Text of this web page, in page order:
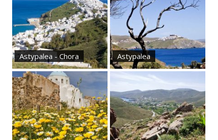
Astypalea - Chora Astypalea